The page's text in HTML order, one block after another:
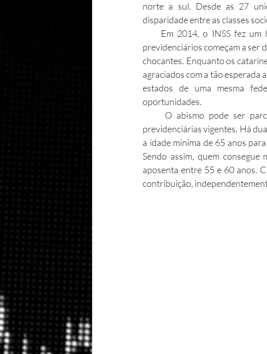
norte a sul. Desde as 27
disparidade entre as classes
previdenciários começam a ser
chocantes. Enquanto os
agraciados com a tão esperada
estados de uma mesma
oportunidades.
previdenciárias vigentes. Há
a idade mínima de 65 anos
Sendo assim, quem
aposenta entre 55 e 60 anos.
contribuição,